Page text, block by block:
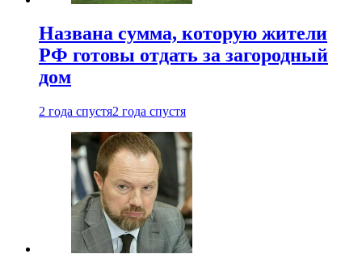
Названа сумма, которую жители
РФ готовы отдать за загородный
дом
2 года спустя2 года спустя